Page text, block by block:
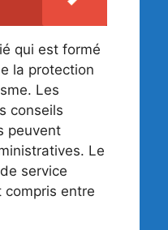
qui est formé
la protection
Les
conseils
peuvent
Le
service
compris entre